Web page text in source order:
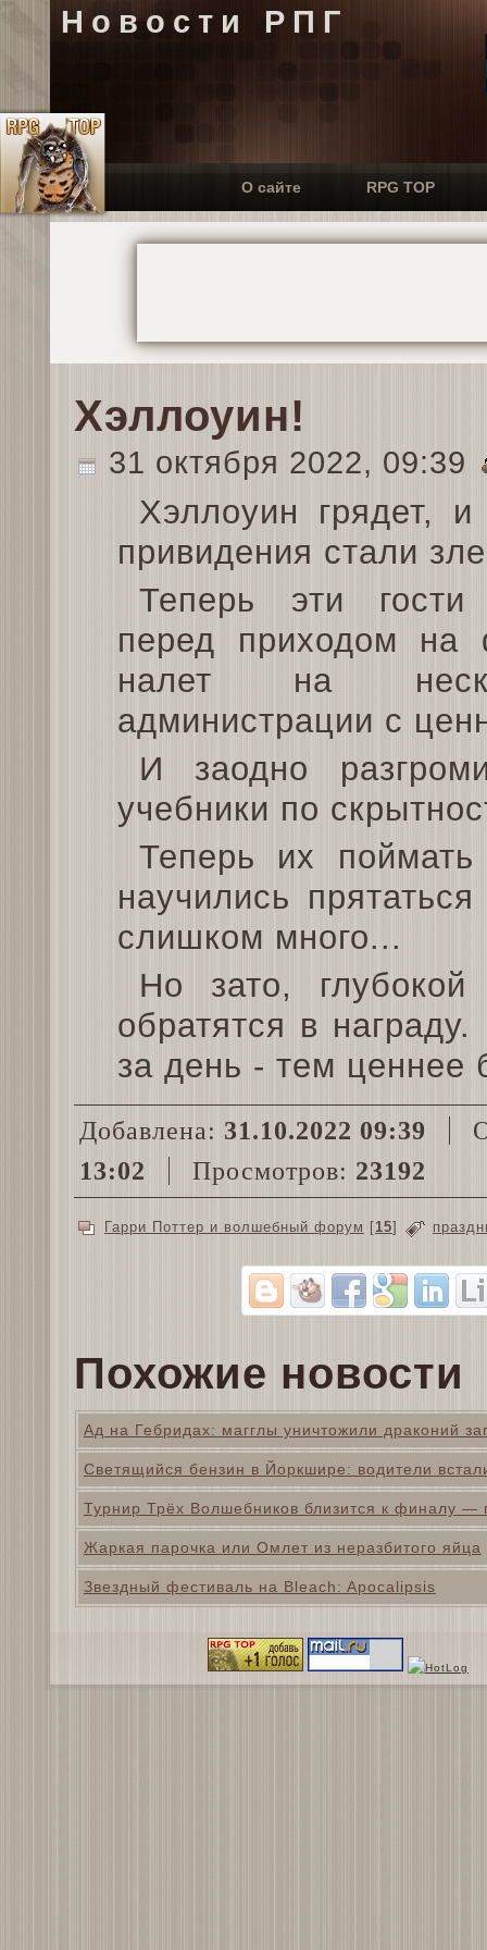
Новости РПГ
О сайте RPG TOP
Хэллоуин!
31 октября 2022, 09:39
Хэллоуин грядет,
привидения стали
Теперь эти гости
перед приходом на
налет на
администрации с
И заодно
учебники по
Теперь их
научились
слишком много...
Но зато,
обратятся в
за день - тем ценнее
Добавлена: 31.10.2022 09:39
13:02
Просмотров: 23192
Гарри Поттер и волшебный форум [15]
Похожие новости
Ад на Гебридах: магглы уничтожили драконий
Светящийся бензин в Йоркшире: водители
Турнир Трёх Волшебников близится к финалу —
Жаркая парочка или Омлет из неразбитого яйца
Звездный фестиваль на Bleach: Apocalipsis